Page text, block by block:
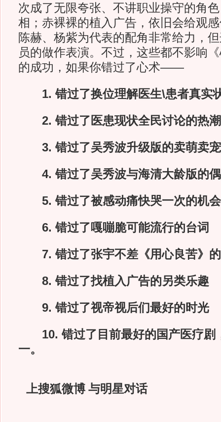
次成了无限夸张、不讲职业操守的角
相；赤裸裸的植入广告，依旧会给观
陈赫、杨紫为代表的配角非常给力，
员的做作表演。不过，这些都不影响
的成功，如果你错过了心术——
1. 错过了换位理解医生\患者真实
2. 错过了医患现状全民讨论的热潮
3. 错过了吴秀波升级版的卖萌卖宠
4. 错过了吴秀波与海清大龄版的偶
5. 错过了被感动痛快哭一次的机会
6. 错过了嘎嘣脆可能流行的台词
7. 错过了张宇不差《用心良苦》的
8. 错过了找植入广告的另类乐趣
9. 错过了视帝视后们最好的时光
10. 错过了目前最好的国产医疗剧
一。
上搜狐微博 与明星对话